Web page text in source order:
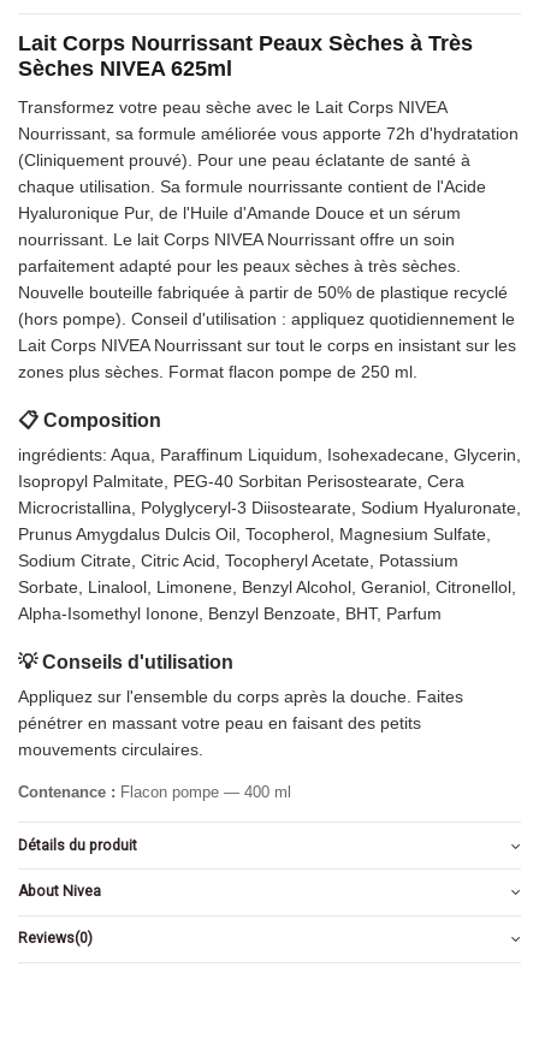
Lait Corps Nourrissant Peaux Sèches à Très
Sèches NIVEA 625ml
Transformez votre peau sèche avec le Lait Corps NIVEA
Nourrissant, sa formule améliorée vous apporte 72h d'hydratation
(Cliniquement prouvé). Pour une peau éclatante de santé à
chaque utilisation. Sa formule nourrissante contient de l'Acide
Hyaluronique Pur, de l'Huile d'Amande Douce et un sérum
nourrissant. Le lait Corps NIVEA Nourrissant offre un soin
parfaitement adapté pour les peaux sèches à très sèches.
Nouvelle bouteille fabriquée à partir de 50% de plastique recyclé
(hors pompe). Conseil d'utilisation : appliquez quotidiennement le
Lait Corps NIVEA Nourrissant sur tout le corps en insistant sur les
zones plus sèches. Format flacon pompe de 250 ml.
📋 Composition
ingrédients: Aqua, Paraffinum Liquidum, Isohexadecane, Glycerin,
Isopropyl Palmitate, PEG-40 Sorbitan Perisostearate, Cera
Microcristallina, Polyglyceryl-3 Diisostearate, Sodium Hyaluronate,
Prunus Amygdalus Dulcis Oil, Tocopherol, Magnesium Sulfate,
Sodium Citrate, Citric Acid, Tocopheryl Acetate, Potassium
Sorbate, Linalool, Limonene, Benzyl Alcohol, Geraniol, Citronellol,
Alpha-Isomethyl Ionone, Benzyl Benzoate, BHT, Parfum
💡 Conseils d'utilisation
Appliquez sur l'ensemble du corps après la douche. Faites
pénétrer en massant votre peau en faisant des petits
mouvements circulaires.
Contenance : Flacon pompe — 400 ml
Détails du produit
About Nivea
Reviews(0)